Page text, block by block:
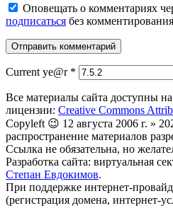
Оповещать о комментариях
подписаться без
Current ye@r *
Все материалы сайта доступны
лицензии: Creative Commons
Copyleft 😉 12 августа 2006 г. »
распространение материалов
Ссылка не обязательна, но
Разработка сайта: виртуальная
Степан Евдокимов.
При поддержке интернет-
(регистрация домена, интернет-